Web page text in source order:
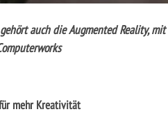
auch die Augmented Reality,
mehr Kreativität